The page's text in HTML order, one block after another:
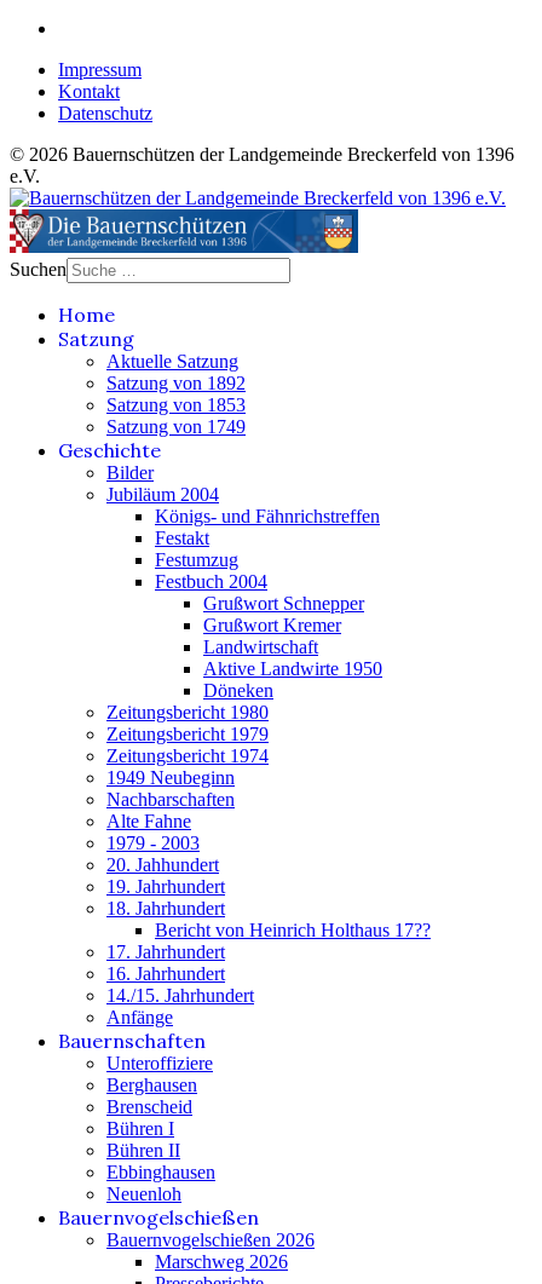
Impressum
Kontakt
Datenschutz
© 2026 Bauernschützen der Landgemeinde Breckerfeld von 1396
e.V.
Suchen
Home
Satzung
Aktuelle Satzung
Satzung von 1892
Satzung von 1853
Satzung von 1749
Geschichte
Bilder
Jubiläum 2004
Königs- und Fähnrichstreffen
Festakt
Festumzug
Festbuch 2004
Grußwort Schnepper
Grußwort Kremer
Landwirtschaft
Aktive Landwirte 1950
Döneken
Zeitungsbericht 1980
Zeitungsbericht 1979
Zeitungsbericht 1974
1949 Neubeginn
Nachbarschaften
Alte Fahne
1979 - 2003
20. Jahhundert
19. Jahrhundert
18. Jahrhundert
Bericht von Heinrich Holthaus 17??
17. Jahrhundert
16. Jahrhundert
14./15. Jahrhundert
Anfänge
Bauernschaften
Unteroffiziere
Berghausen
Brenscheid
Bühren I
Bühren II
Ebbinghausen
Neuenloh
Bauernvogelschießen
Bauernvogelschießen 2026
Marschweg 2026